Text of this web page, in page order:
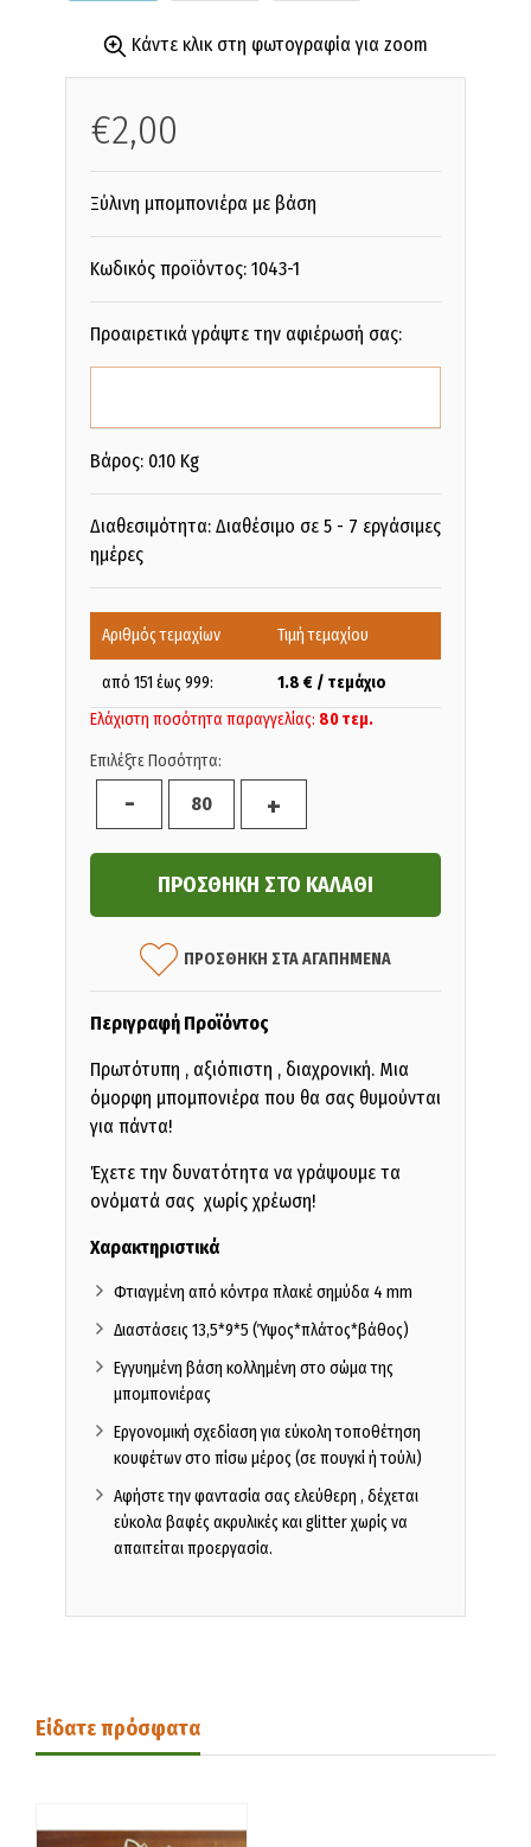
Κάντε κλικ στη φωτογραφία για zoom
€2,00
Ξύλινη μπομπονιέρα με βάση
Κωδικός προϊόντος: 1043-1
Προαιρετικά γράψτε την αφιέρωσή σας:
Βάρος: 0.10 Kg
Διαθεσιμότητα: Διαθέσιμο σε 5 - 7 εργάσιμες
ημέρες
Αριθμός τεμαχίων Τιμή τεμαχίου
από 151 έως 999: 1.8 € / τεμάχιο
Ελάχιστη ποσότητα παραγγελίας: 80 τεμ.
Επιλέξτε Ποσότητα:
- +
ΠΡΟΣΘΗΚΗ ΣΤΑ ΑΓΑΠΗΜΕΝΑ
Περιγραφή Προϊόντος
Πρωτότυπη , αξιόπιστη , διαχρονική. Μια
όμορφη μπομπονιέρα που θα σας θυμούνται
για πάντα!
Έχετε την δυνατότητα να γράψουμε τα
ονόματά σας χωρίς χρέωση!
Χαρακτηριστικά
Φτιαγμένη από κόντρα πλακέ σημύδα 4 mm
Διαστάσεις 13,5*9*5 (Ύψος*πλάτος*βάθος)
Εγγυημένη βάση κολλημένη στο σώμα της
μπομπονιέρας
Εργονομική σχεδίαση για εύκολη τοποθέτηση
κουφέτων στο πίσω μέρος (σε πουγκί ή τούλι)
Αφήστε την φαντασία σας ελεύθερη , δέχεται
εύκολα βαφές ακρυλικές και glitter χωρίς να
απαιτείται προεργασία.
Είδατε πρόσφατα